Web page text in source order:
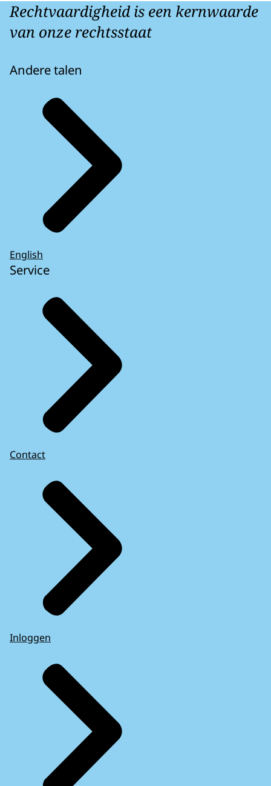
Rechtvaardigheid is een kernwaarde
van onze rechtsstaat
Andere talen
English
Service
Contact
Inloggen